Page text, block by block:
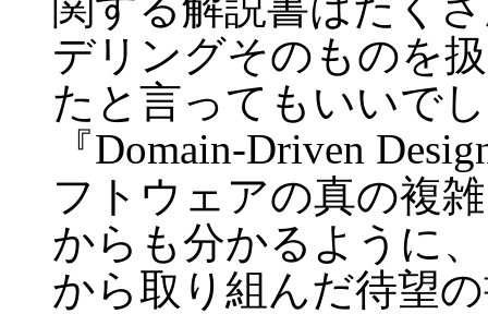
デリングそのものを
たと言ってもいいで
『Domain-Driven
フトウェアの真の複
からも分かるように
から取り組んだ待望